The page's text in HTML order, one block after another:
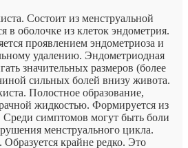
Состоит из менструальной
в оболочке из клеток эндометрия.
проявлением эндометриоза и
удалению. Эндометриодная
значительных размеров (более
сильных болей внизу живота.
Полостное образование,
жидкостью. Формируется из
Среди симптомов могут быть боли
менструального цикла.
крайне редко. Это